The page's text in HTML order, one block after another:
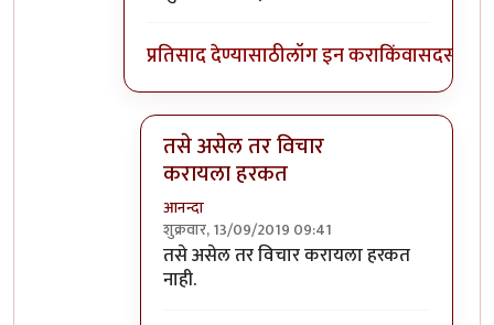
प्रतिसाद देण्यासाठीलॉग इन कराकिंवासदस्य व्हा
तसे असेल तर विचार
करायला हरकत
आनन्दा
शुक्रवार, 13/09/2019 09:41
In reply toआनंदाजीbyभंकस बाबा
तसे असेल तर विचार करायला हरकत
नाही.